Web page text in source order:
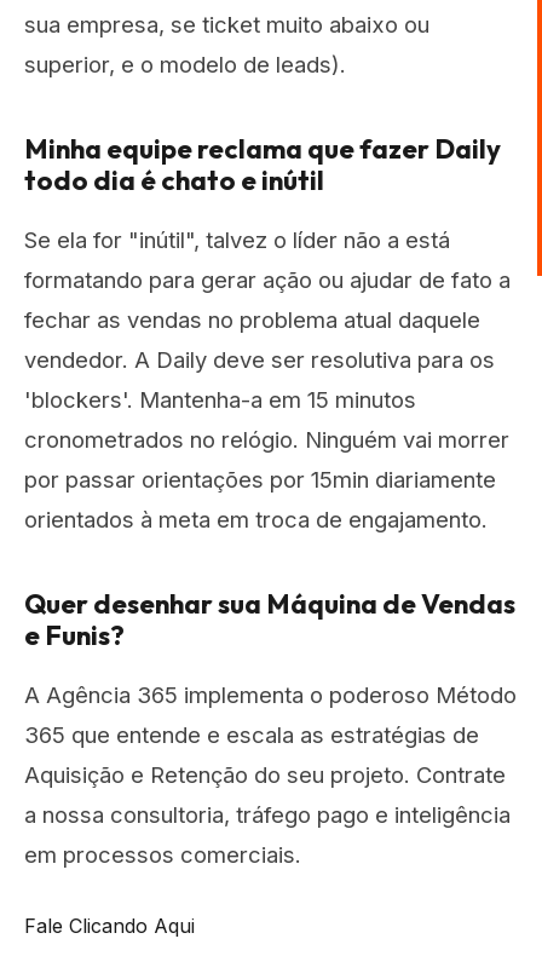
sua empresa, se ticket muito abaixo ou
superior, e o modelo de leads).
Minha equipe reclama que fazer Daily
todo dia é chato e inútil
Se ela for "inútil", talvez o líder não a está
formatando para gerar ação ou ajudar de fato a
fechar as vendas no problema atual daquele
vendedor. A Daily deve ser resolutiva para os
'blockers'. Mantenha-a em 15 minutos
cronometrados no relógio. Ninguém vai morrer
por passar orientações por 15min diariamente
orientados à meta em troca de engajamento.
Quer desenhar sua Máquina de Vendas
e Funis?
A Agência 365 implementa o poderoso Método
365 que entende e escala as estratégias de
Aquisição e Retenção do seu projeto. Contrate
a nossa consultoria, tráfego pago e inteligência
em processos comerciais.
Fale Clicando Aqui